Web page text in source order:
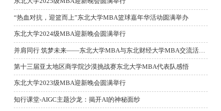
“热血对抗，迎篮而上”东北大学MBA篮球嘉年华活动圆满举办
东北大学2024级MBA迎新晚会圆满举行
并肩同行 筑梦未来——东北大学MBA与东北财经大学MBA交流活动圆满...
第十三届亚太地区商学院沙漠挑战赛东北大学MBA代表队感悟
东北大学2023级MBA迎新晚会圆满举行
知行课堂-AIGC主题沙龙：揭开AI的神秘面纱